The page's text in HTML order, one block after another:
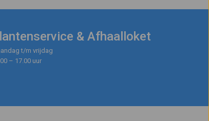
& Afhaalloket
t/m vrijdag
– 17.00 uur